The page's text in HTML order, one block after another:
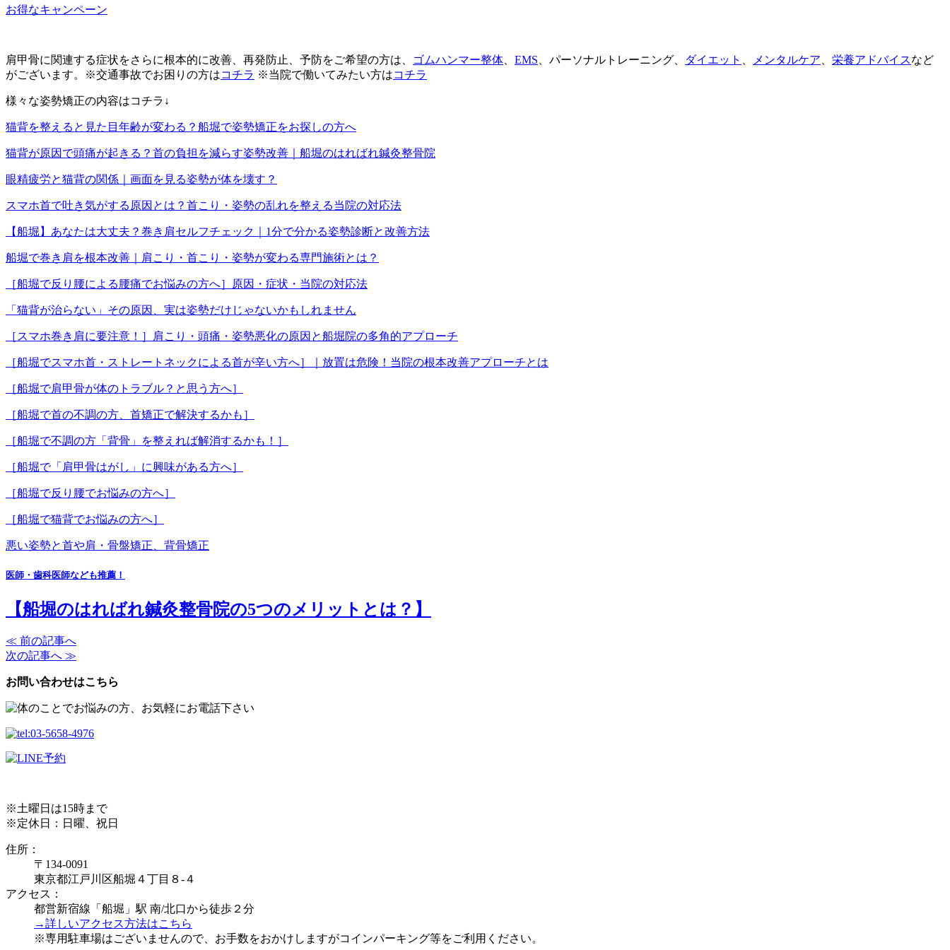
お得なキャンペーン
肩甲骨に関連する症状をさらに根本的に改善、再発防止、予防をご希望の方は、 ゴムハンマー整体 EMS 、パーソナルトレーニング、 ダイエット メンタルケア 栄養アドバイスなど
がございます。※交通事故でお困りの方はコチラ ※当院で働いてみたい方はコチラ
様々な姿勢矯正の内容はコチラ↓
猫背を整えると見た目年齢が変わる？船堀で姿勢矯正をお探しの方へ
猫背が原因で頭痛が起きる？首の負担を減らす姿勢改善｜船堀のはればれ鍼灸整骨院
眼精疲労と猫背の関係｜画面を見る姿勢が体を壊す？
スマホ首で吐き気がする原因とは？首こり・姿勢の乱れを整える当院の対応法
【船堀】あなたは大丈夫？巻き肩セルフチェック｜1分で分かる姿勢診断と改善方法
船堀で巻き肩を根本改善｜肩こり・首こり・姿勢が変わる専門施術とは？
［船堀で反り腰による腰痛でお悩みの方へ］原因・症状・当院の対応法
「猫背が治らない」その原因、実は姿勢だけじゃないかもしれません
［スマホ巻き肩に要注意！］肩こり・頭痛・姿勢悪化の原因と船堀院の多角的アプローチ
［船堀でスマホ首・ストレートネックによる首が辛い方へ］｜放置は危険！当院の根本改善アプローチとは
［船堀で肩甲骨が体のトラブル？と思う方へ］
［船堀で首の不調の方、首矯正で解決するかも］
［船堀で不調の方「背骨」を整えれば解消するかも！］
［船堀で「肩甲骨はがし」に興味がある方へ］
［船堀で反り腰でお悩みの方へ］
［船堀で猫背でお悩みの方へ］
悪い姿勢と首や肩・骨盤矯正、背骨矯正
医師・歯科医師なども推薦！
【船堀のはればれ鍼灸整骨院の5つのメリットとは？】
≪ 前の記事へ
次の記事へ ≫
お問い合わせはこちら
※土曜日は15時まで
※定休日：日曜、祝日
住所：
〒134-0091
東京都江戸川区船堀４丁目８-４
アクセス：
都営新宿線「船堀」駅 南/北口から徒歩２分
→詳しいアクセス方法はこちら
※専用駐車場はございませんので、お手数をおかけしますがコインパーキング等をご利用ください。